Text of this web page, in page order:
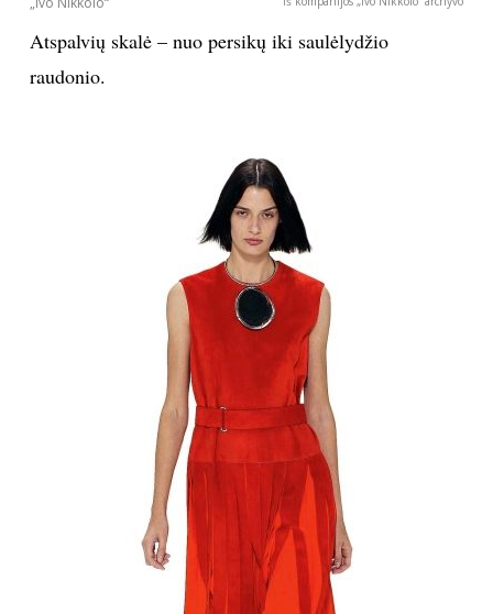
Atspalvių skalė – nuo persikų iki saulėlydžio
raudonio.